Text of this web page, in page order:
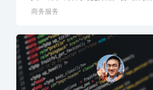
商务服务